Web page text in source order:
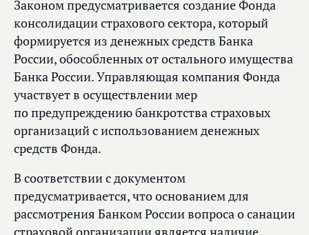
Законом предусматривается создание Фонда
консолидации страхового сектора, который
формируется из денежных средств Банка
России, обособленных от остального имущества
Банка России. Управляющая компания Фонда
участвует в осуществлении мер
по предупреждению банкротства страховых
организаций с использованием денежных
средств Фонда.
В соответствии с документом
предусматривается, что основанием для
рассмотрения Банком России вопроса о санации